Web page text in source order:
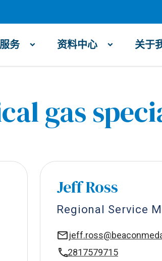
务 资料中心 关于
gas
Regional Service
Jeff Ross
2817579715